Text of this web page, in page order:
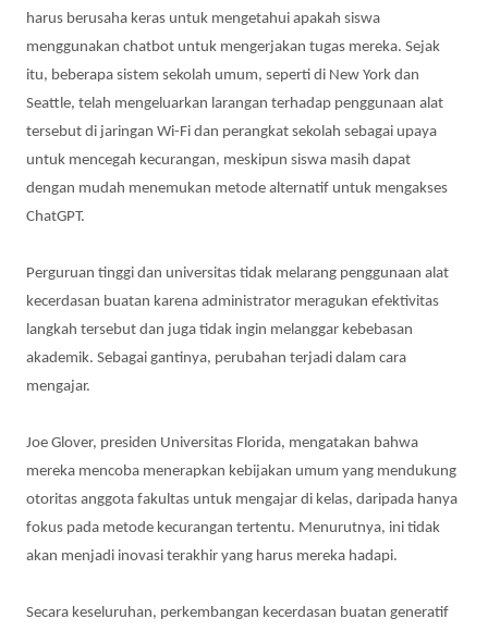
harus berusaha keras untuk mengetahui apakah siswa
menggunakan chatbot untuk mengerjakan tugas mereka. Sejak
itu, beberapa sistem sekolah umum, seperti di New York dan
Seattle, telah mengeluarkan larangan terhadap penggunaan alat
tersebut di jaringan Wi-Fi dan perangkat sekolah sebagai upaya
untuk mencegah kecurangan, meskipun siswa masih dapat
dengan mudah menemukan metode alternatif untuk mengakses
ChatGPT.
Perguruan tinggi dan universitas tidak melarang penggunaan alat
kecerdasan buatan karena administrator meragukan efektivitas
langkah tersebut dan juga tidak ingin melanggar kebebasan
akademik. Sebagai gantinya, perubahan terjadi dalam cara
mengajar.
Joe Glover, presiden Universitas Florida, mengatakan bahwa
mereka mencoba menerapkan kebijakan umum yang mendukung
otoritas anggota fakultas untuk mengajar di kelas, daripada hanya
fokus pada metode kecurangan tertentu. Menurutnya, ini tidak
akan menjadi inovasi terakhir yang harus mereka hadapi.
Secara keseluruhan, perkembangan kecerdasan buatan generatif